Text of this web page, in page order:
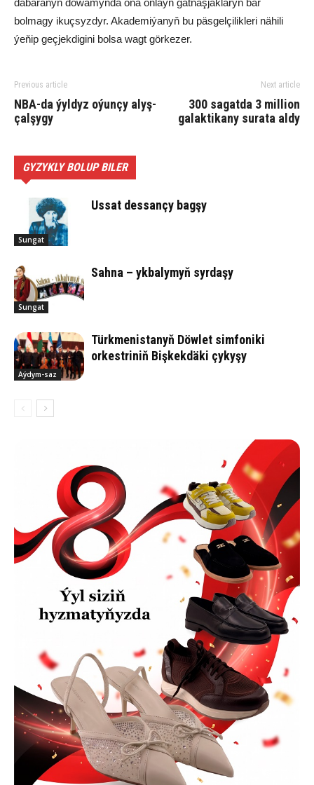
dabaranyň dowamynda oňa onlaýn gatnaşjaklaryň bar
bolmagy ikuçsyzdyr. Akademiýanyň bu päsgelçilikleri nähili
ýeňip geçjekdigini bolsa wagt görkezer.
Previous article
NBA-da ýyldyz oýunçy alyş-
çalşygy
Next article
300 sagatda 3 million
galaktikany surata aldy
GYZYKLY BOLUP BILER
Sungat
Ussat des­san­çy bag­şy
Sungat
Sahna – ykbalymyň syrdaşy
Aýdym-saz
Türkmenistanyň Döwlet simfoniki
orkestriniň Bişkekdäki çykyşy